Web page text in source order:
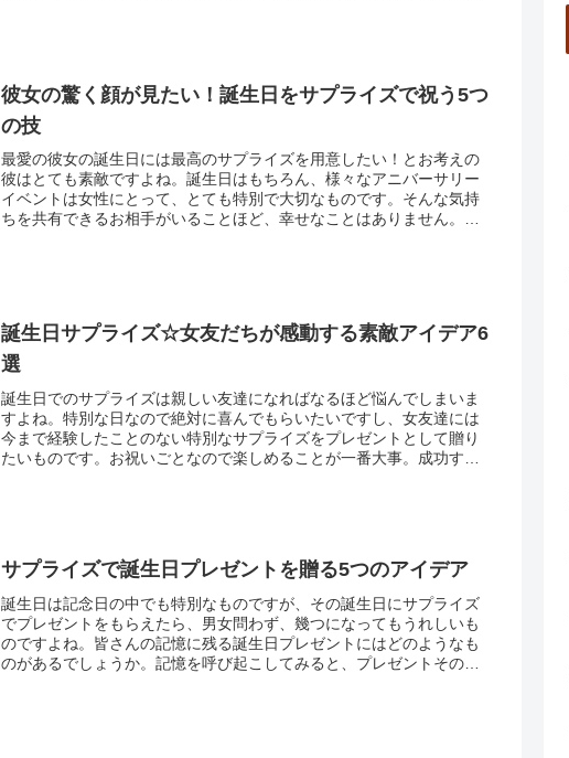
彼女の驚く顔が見たい！誕生日をサプライズで祝う5つ
の技
最愛の彼女の誕生日には最高のサプライズを用意したい！とお考えの
彼はとても素敵ですよね。誕生日はもちろん、様々なアニバーサリー
イベントは女性にとって、とても特別で大切なものです。そんな気持
ちを共有できるお相手がいることほど、幸せなことはありません。男
誕生日サプライズ☆女友だちが感動する素敵アイデア6
選
誕生日でのサプライズは親しい友達になればなるほど悩んでしまいま
すよね。特別な日なので絶対に喜んでもらいたいですし、女友達には
今まで経験したことのない特別なサプライズをプレゼントとして贈り
たいものです。お祝いごとなので楽しめることが一番大事。成功すれ
サプライズで誕生日プレゼントを贈る5つのアイデア
誕生日は記念日の中でも特別なものですが、その誕生日にサプライズ
でプレゼントをもらえたら、男女問わず、幾つになってもうれしいも
のですよね。皆さんの記憶に残る誕生日プレゼントにはどのようなも
のがあるでしょうか。記憶を呼び起こしてみると、プレゼントそのも